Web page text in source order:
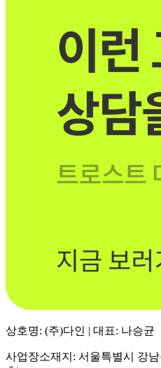
상호명: (주)다인 | 대표: 나승균
사업장소재지: 서울특별시 강